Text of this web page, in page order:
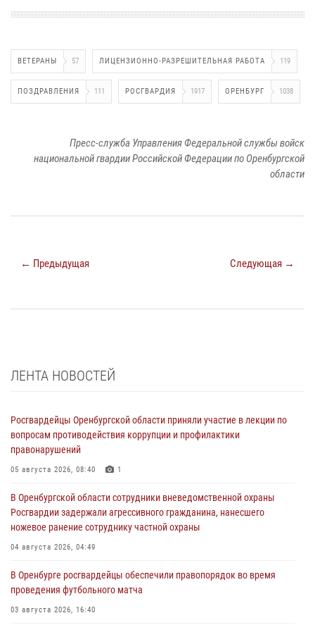
ВЕТЕРАНЫ 57 ЛИЦЕНЗИОННО-РАЗРЕШИТЕЛЬНАЯ РАБОТА 119
ПОЗДРАВЛЕНИЯ 111 РОСГВАРДИЯ 1917 ОРЕНБУРГ 1038
Пресс-служба Управления Федеральной службы войск
национальной гвардии Российской Федерации по Оренбургской
области
← Предыдущая Следующая →
ЛЕНТА НОВОСТЕЙ
Росгвардейцы Оренбургской области приняли участие в лекции по
вопросам противодействия коррупции и профилактики
правонарушений
05 августа 2026, 08:40 1
В Оренбургской области сотрудники вневедомственной охраны
Росгвардии задержали агрессивного гражданина, нанесшего
ножевое ранение сотруднику частной охраны
04 августа 2026, 04:49
В Оренбурге росгвардейцы обеспечили правопорядок во время
проведения футбольного матча
03 августа 2026, 16:40